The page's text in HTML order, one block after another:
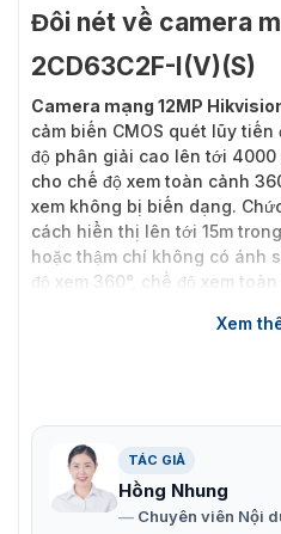
Đôi nét về camera
2CD63C2F-I(V)(S)
Camera mạng 12MP
cảm biến CMOS quét lũy
độ phân giải cao lên tới 4000
cho chế độ xem toàn cảnh
xem không bị biến dạng.
cách hiển thị lên tới 15m
hoặc thậm chí không có ánh
độ xem 360°, chế độ xem
chức năng PTZ mượt mà này
Xem
TÁC GIẢ
Hồng Nhung
Chuyên viên Nội